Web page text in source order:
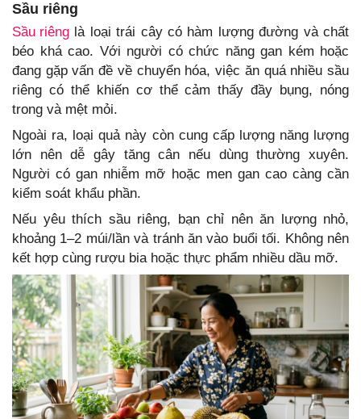
Sầu riêng
Sầu riêng là loại trái cây có hàm lượng đường và chất
béo khá cao. Với người có chức năng gan kém hoặc
đang gặp vấn đề về chuyển hóa, việc ăn quá nhiều sầu
riêng có thể khiến cơ thể cảm thấy đầy bụng, nóng
trong và mệt mỏi.
Ngoài ra, loại quả này còn cung cấp lượng năng lượng
lớn nên dễ gây tăng cân nếu dùng thường xuyên.
Người có gan nhiễm mỡ hoặc men gan cao càng cần
kiểm soát khẩu phần.
Nếu yêu thích sầu riêng, bạn chỉ nên ăn lượng nhỏ,
khoảng 1–2 múi/lần và tránh ăn vào buổi tối. Không nên
kết hợp cùng rượu bia hoặc thực phẩm nhiều dầu mỡ.